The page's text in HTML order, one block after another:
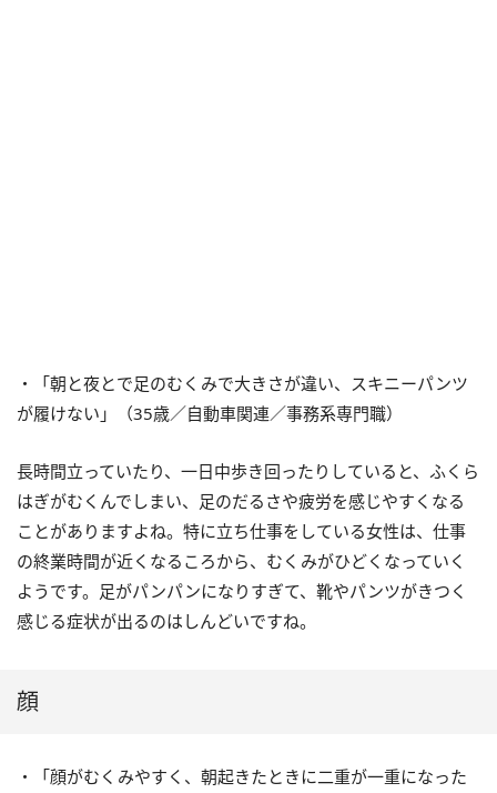
・「朝と夜とで足のむくみで大きさが違い、スキニーパンツ
が履けない」（35歳／自動車関連／事務系専門職）
長時間立っていたり、一日中歩き回ったりしていると、ふくら
はぎがむくんでしまい、足のだるさや疲労を感じやすくなる
ことがありますよね。特に立ち仕事をしている女性は、仕事
の終業時間が近くなるころから、むくみがひどくなっていく
ようです。足がパンパンになりすぎて、靴やパンツがきつく
感じる症状が出るのはしんどいですね。
顔
・「顔がむくみやすく、朝起きたときに二重が一重になった